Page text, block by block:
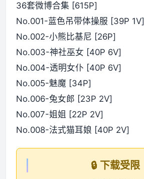
36套微博合集 [615P]
No.001-蓝色吊带体操服 [39P 1V]
No.002-小熊比基尼 [26P]
No.003-神社巫女 [40P 6V]
No.004-透明女仆 [40P 6V]
No.005-魅魔 [34P]
No.006-兔女郎 [23P 2V]
No.007-姐姐 [22P 2V]
No.008-法式猫耳娘 [40P 2V]
🔒 下载受限